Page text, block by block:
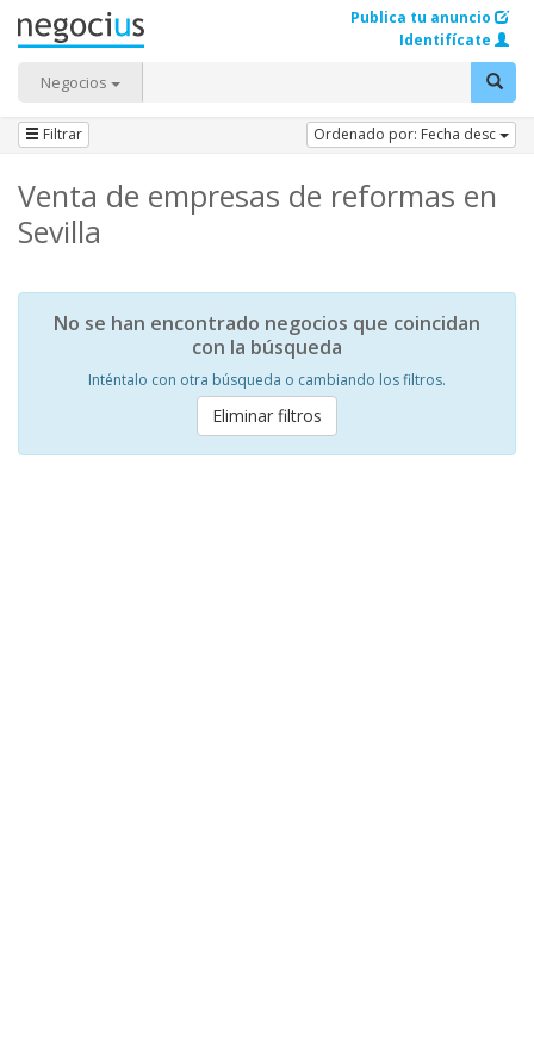
Negocios
Publica tu anuncio
Identifícate
Filtrar Ordenado por: Fecha desc
Venta de empresas de reformas en
Sevilla
No se han encontrado negocios que coincidan
con la búsqueda
Inténtalo con otra búsqueda o cambiando los filtros.
Eliminar filtros